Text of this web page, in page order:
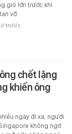
gió lớn trước khi
vỡ.
trước
chết lặng
khiến ông
ngày đi xa, người
không ngờ